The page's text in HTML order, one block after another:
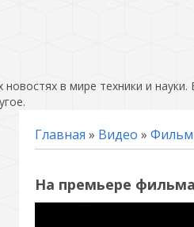
в мире техники и
Главная » Видео »
На премьере